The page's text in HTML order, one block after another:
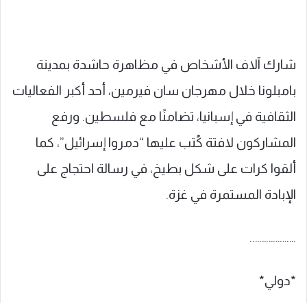
شارك آلاف الأشخاص في مظاهرة حاشدة بمدينة
بامبلونا خلال مهرجان سان فيرمين، أحد أكبر الفعاليات
الثقافية في إسبانيا، تضامنًا مع فلسطين. ورفع
المشاركون لافتة كُتب عليها “دمروا إسرائيل”، كما
ألقوا كرات على شكل بطيخ، في رسالة احتجاج على
الإبادة المستمرة في غزة.
………………..
*دولي*